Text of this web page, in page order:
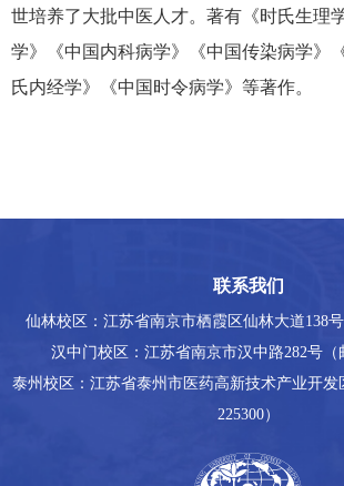
世培养了大批中医人才。著有《时氏生理
学》《中国内科病学》《中国传染病学》
氏内经学》《中国时令病学》等著作。
联系我们
仙林校区：江苏省南京市栖霞区仙林大道138号
汉中门校区：江苏省南京市汉中路282号（
泰州校区：江苏省泰州市医药高新技术产业开发
225300）